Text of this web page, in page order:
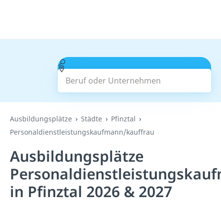
Beruf oder Unternehmen
Suchen
Ausbildungsplätze Städte
Pfinztal
Personaldienstleistungskaufmann/kauffrau
Ausbildungsplätze
in Pfinztal 2026 & 2027